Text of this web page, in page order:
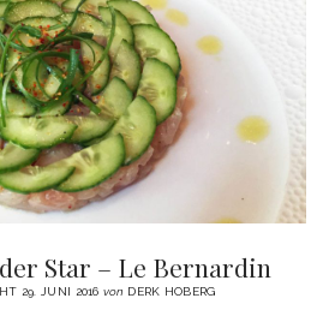
ESSKULTUR
Star – Le Bernardin
29. JUNI 2016von DERK HOBERG